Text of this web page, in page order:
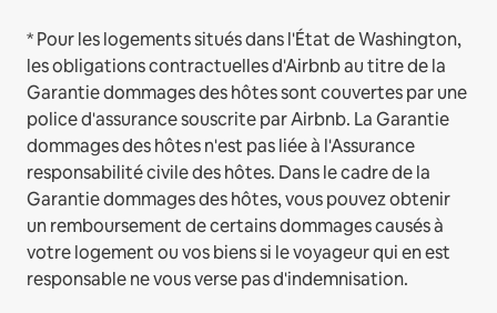
* Pour les logements situés dans l'État de Washington,
les obligations contractuelles d'Airbnb au titre de la
Garantie dommages des hôtes sont couvertes par une
police d'assurance souscrite par Airbnb. La Garantie
dommages des hôtes n'est pas liée à l'Assurance
responsabilité civile des hôtes. Dans le cadre de la
Garantie dommages des hôtes, vous pouvez obtenir
un remboursement de certains dommages causés à
votre logement ou vos biens si le voyageur qui en est
responsable ne vous verse pas d'indemnisation.